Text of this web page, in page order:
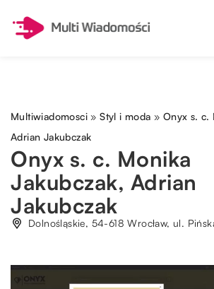
Multiwiadomosci »Styl i moda » Onyx s. c.
Adrian Jakubczak
Onyx s. c. Monika
Jakubczak, Adrian
Jakubczak
Dolnośląskie, 54-618 Wrocław, ul.